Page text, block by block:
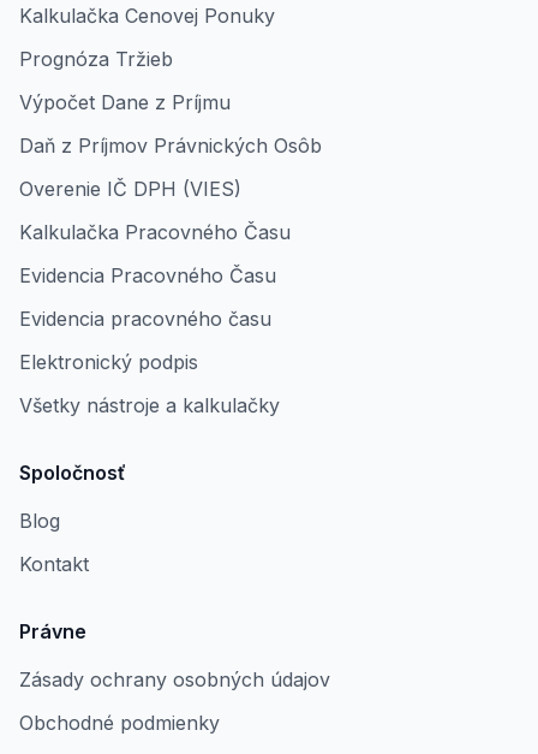
Kalkulačka Cenovej Ponuky
Prognóza Tržieb
Výpočet Dane z Príjmu
Daň z Príjmov Právnických Osôb
Overenie IČ DPH (VIES)
Kalkulačka Pracovného Času
Evidencia Pracovného Času
Evidencia pracovného času
Elektronický podpis
Všetky nástroje a kalkulačky
Spoločnosť
Blog
Kontakt
Právne
Zásady ochrany osobných údajov
Obchodné podmienky